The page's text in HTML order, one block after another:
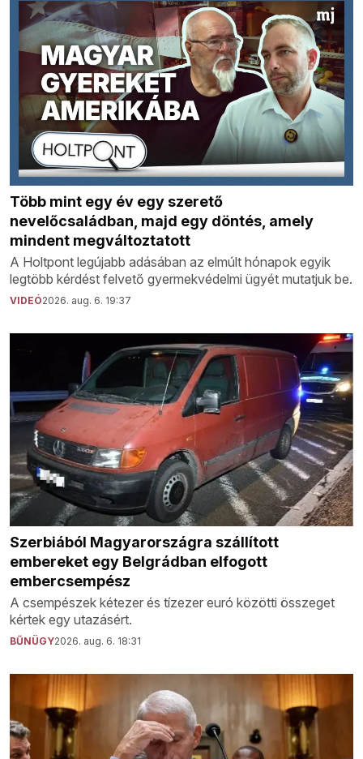
Több mint egy év egy szerető
nevelőcsaládban, majd egy döntés, amely
mindent megváltoztatott
A Holtpont legújabb adásában az elmúlt hónapok egyik
legtöbb kérdést felvető gyermekvédelmi ügyét mutatjuk be.
VIDEÓ2026. aug. 6. 19:37
Szerbiából Magyarországra szállított
embereket egy Belgrádban elfogott
embercsempész
A csempészek kétezer és tízezer euró közötti összeget
kértek egy utazásért.
BŰNÜGY2026. aug. 6. 18:31